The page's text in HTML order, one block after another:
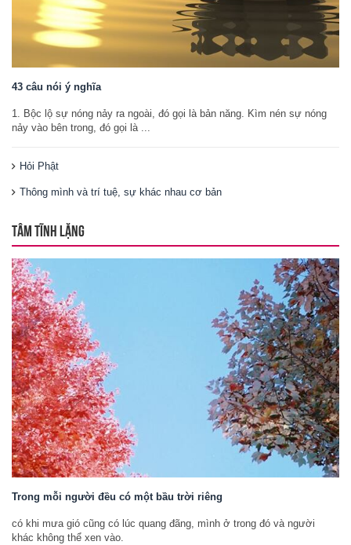
43 câu nói ý nghĩa
1. Bộc lộ sự nóng nảy ra ngoài, đó gọi là bản năng. Kìm nén sự nóng
nảy vào bên trong, đó gọi là ...
Hỏi Phật
Thông mình và trí tuệ, sự khác nhau cơ bản
TÂM TĨNH LẶNG
Trong mỗi người đều có một bầu trời riêng
có khi mưa gió cũng có lúc quang đãng, mình ở trong đó và người
khác không thể xen vào.